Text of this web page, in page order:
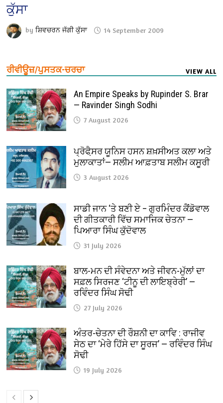
ਕੁੱਸਾ
byਸ਼ਿਵਚਰਨ ਜੱਗੀ ਕੁੱਸਾ 14 September 2009
ਰੀਵੀਊਜ਼/ਪੁਸਤਕ-ਚਰਚਾ VIEW ALL
An Empire Speaks by Rupinder S. Brar
— Ravinder Singh Sodhi
7 August 2026
ਪ੍ਰੋਫੈ਼ਸਰ ਯੂਨਿਸ ਹਸਨ ਸ਼ਖ਼ਸੀਅਤ ਕਲਾ ਅਤੇ
ਮੁਲਾਕਾਤਾਂ— ਸਲੀਮ ਆਫ਼ਤਾਬ ਸਲੀਮ ਕਸੂਰੀ
3 August 2026
ਸਾਡੀ ਜਾਨ ‘ਤੇ ਬਣੀ ਏ – ਗੁਰਮਿੰਦਰ ਕੈਂਡੋਵਾਲ
ਦੀ ਗੀਤਕਾਰੀ ਵਿੱਚ ਸਮਾਜਿਕ ਚੇਤਨਾ —
ਪਿਆਰਾ ਸਿੰਘ ਕੁੱਦੋਵਾਲ
31 July 2026
ਬਾਲ-ਮਨ ਦੀ ਸੰਵੇਦਨਾ ਅਤੇ ਜੀਵਨ-ਮੁੱਲਾਂ ਦਾ
ਸਫ਼ਲ ਸਿਰਜਣ ‘ਟੀਨੂ ਦੀ ਲਾਇਬ੍ਰੇਰੀ’ —
ਰਵਿੰਦਰ ਸਿੰਘ ਸੋਢੀ
27 July 2026
ਅੰਤਰ-ਚੇਤਨਾ ਦੀ ਰੌਸ਼ਨੀ ਦਾ ਕਾਵਿ : ਰਾਜੀਵ
ਸੇਠ ਦਾ ‘ਮੇਰੇ ਹਿੱਸੇ ਦਾ ਸੂਰਜ’ — ਰਵਿੰਦਰ ਸਿੰਘ
ਸੋਢੀ
19 July 2026